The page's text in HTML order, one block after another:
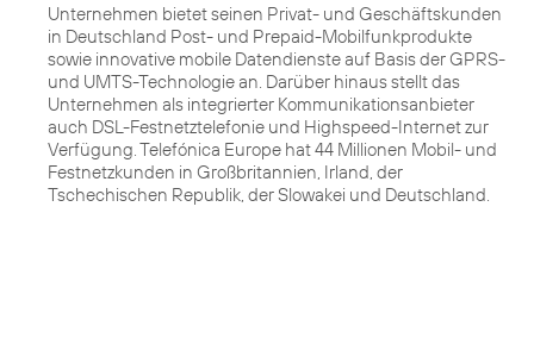
Unternehmen bietet seinen Privat- und Geschäftskunden
in Deutschland Post- und Prepaid-Mobilfunkprodukte
sowie innovative mobile Datendienste auf Basis der GPRS-
und UMTS-Technologie an. Darüber hinaus stellt das
Unternehmen als integrierter Kommunikationsanbieter
auch DSL-Festnetztelefonie und Highspeed-Internet zur
Verfügung. Telefónica Europe hat 44 Millionen Mobil- und
Festnetzkunden in Großbritannien, Irland, der
Tschechischen Republik, der Slowakei und Deutschland.